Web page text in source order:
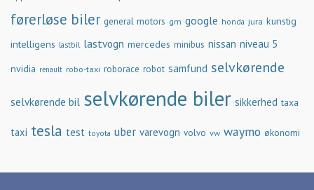
førerløse biler general motors gm google honda jura kunstig
intelligens lastbil lastvogn mercedes minibus nissan niveau 5
nvidia renault robo-taxi roborace robot samfund selvkørende
selvkørende bil selvkørende biler sikkerhed taxa
taxi tesla test toyota uber varevogn volvo vw waymo økonomi